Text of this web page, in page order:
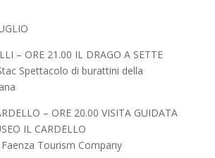
– ORE 21.00 IL DRAGO A SETTE
Spettacolo di burattini della
– ORE 20.00 VISITA GUIDATA
IL CARDELLO
Tourism Company